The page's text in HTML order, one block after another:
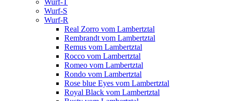
Wurf-T
Wurf-S
Wurf-R
Real Zorro vom Lambertztal
Rembrandt vom Lambertztal
Remus vom Lambertztal
Rocco vom Lambertztal
Romeo vom Lambertztal
Rondo vom Lambertztal
Rose blue Eyes vom Lambertztal
Royal Black vom Lambertztal